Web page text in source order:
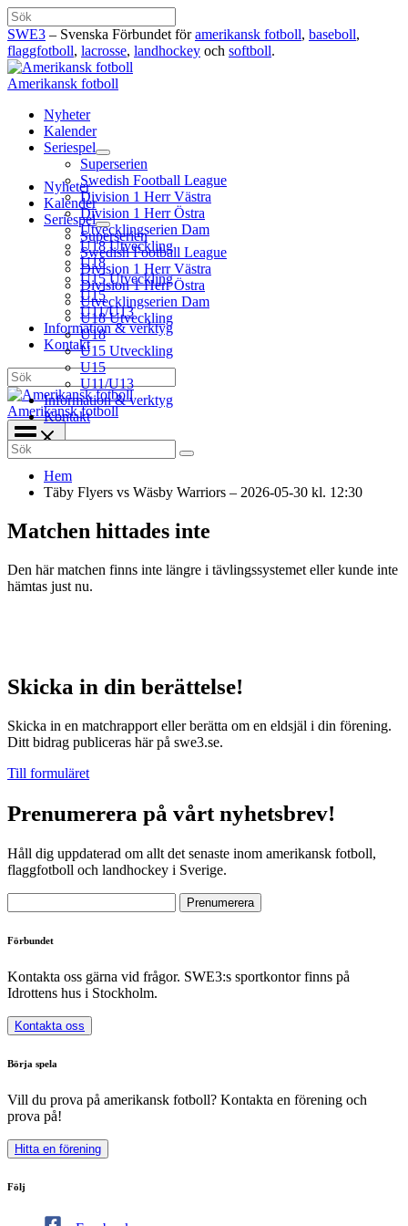
Hoppa
till
innehåll
Sök
SWE3 – Svenska Förbundet föramerikansk fotboll, baseboll,
flaggfotboll, lacrosse, landhockey och softboll.
Amerikansk fotboll
Nyheter
Kalender
Seriespel
Superserien
Swedish Football League
Division 1 Herr Västra
Division 1 Herr Östra
Utvecklingserien Dam
U18 Utveckling
U18
U15 Utveckling
U15
U11/U13
Information & verktyg
Kontakt
Sök
Amerikansk fotboll
Nyheter
Kalender
Seriespel
Superserien
Swedish Football League
Division 1 Herr Västra
Division 1 Herr Östra
Utvecklingserien Dam
U18 Utveckling
U18
U15 Utveckling
U15
U11/U13
Information & verktyg
Kontakt
Search
for:
Hem
Täby Flyers vs Wäsby Warriors – 2026-05-30 kl. 12:30
Matchen hittades inte
Den här matchen finns inte längre i tävlingssystemet eller kunde inte
hämtas just nu.
Skicka in din berättelse!
Skicka in en matchrapport eller berätta om en eldsjäl i din förening.
Ditt bidrag publiceras här på swe3.se.
Till formuläret
Prenumerera på vårt nyhetsbrev!
Håll dig uppdaterad om allt det senaste inom amerikansk fotboll,
flaggfotboll och landhockey i Sverige.
Förbundet
Kontakta oss gärna vid frågor. SWE3:s sportkontor finns på
Idrottens hus i Stockholm.
Kontakta oss
Börja spela
Vill du prova på amerikansk fotboll? Kontakta en förening och
prova på!
Hitta en förening
Följ